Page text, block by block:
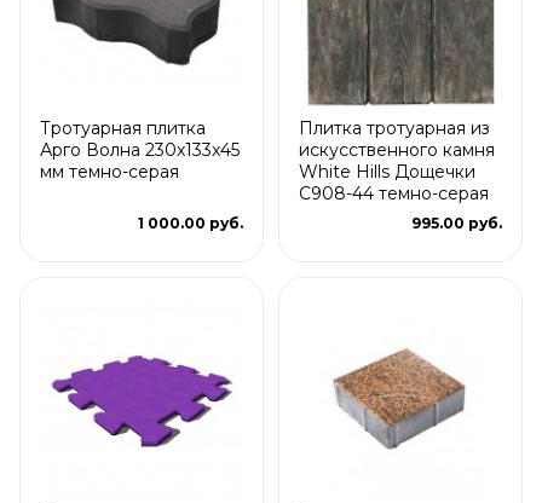
Тротуарная плитка
Арго Волна 230x133x45
мм темно-серая
1 000.00 руб.
Плитка тротуарная из
искусственного камня
White Hills Дощечки
С908-44 темно-серая
995.00 руб.